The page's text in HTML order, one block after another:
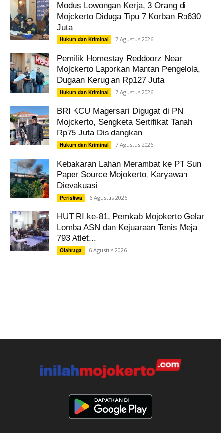
Modus Lowongan Kerja, 3 Orang di
Mojokerto Diduga Tipu 7 Korban Rp630
Juta
Hukum dan Kriminal 7 Agustus 2026
Pemilik Homestay Reddoorz Near
Mojokerto Laporkan Mantan Pengelola,
Dugaan Kerugian Rp127 Juta
Hukum dan Kriminal 7 Agustus 2026
BRI KCU Magersari Digugat di PN
Mojokerto, Sengketa Sertifikat Tanah
Rp75 Juta Disidangkan
Hukum dan Kriminal 7 Agustus 2026
Kebakaran Lahan Merambat ke PT Sun
Paper Source Mojokerto, Karyawan
Dievakuasi
Peristiwa 6 Agustus 2026
HUT RI ke-81, Pemkab Mojokerto Gelar
Lomba ASN dan Kejuaraan Tenis Meja
793 Atlet...
Olahraga 6 Agustus 2026